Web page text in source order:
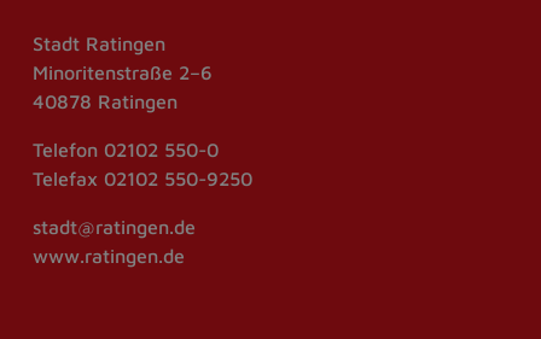
Stadt Ratingen
Minoritenstraße 2–6
40878 Ratingen
Telefon 02102 550-0
Telefax 02102 550-9250
stadt@ratingen.de
www.ratingen.de